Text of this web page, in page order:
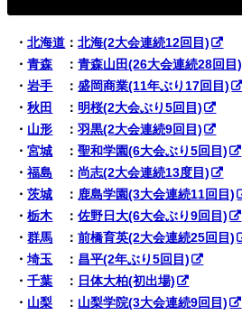
・北海道 ：北海(2大会連続12回目)
・青森 ：青森山田(26大会連続28回目)
・岩手 ：盛岡商業(11年ぶり17回目)
・秋田 ： 明桜(2大会ぶり5回目)
・ 山形 ：羽黒(2大会連続9回目)
・宮城 ：聖和学園(6大会ぶり5回目)
・福島 ： 尚志(2大会連続13度目)
・茨城 ： 鹿島学園(3大会連続11回目)
・栃木 ：佐野日大(6大会ぶり9回目)
・群馬 ：前橋育英(2大会連続25回目)
・埼玉 ： 昌平(2年ぶり5回目)
・千葉 ： 日体大柏(初出場)
・ 山梨 ： 山梨学院(3大会連続9回目)